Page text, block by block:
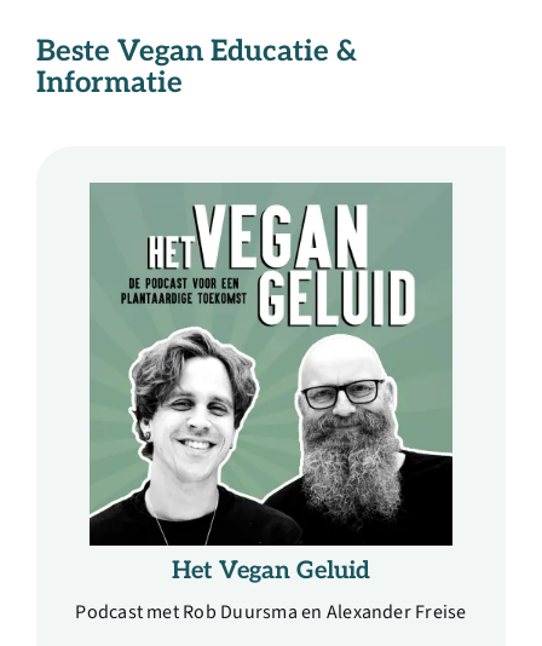
Beste Vegan Educatie &
Informatie
Het Vegan Geluid
Podcast met Rob Duursma en Alexander Freise